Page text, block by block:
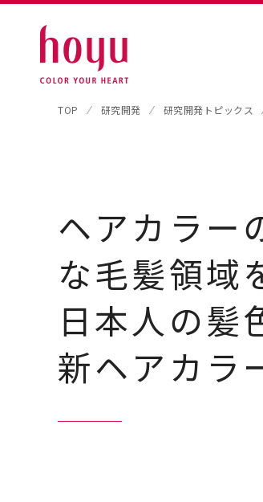
TOP 研究開発 研究開発トピックス
ヘアカラー
な毛髪領域
日本人の髪
新ヘアカラ